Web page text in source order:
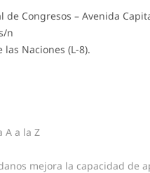
de Congresos – Avenida
n
Naciones (L-8).
A a la Z
mejora la capacidad de